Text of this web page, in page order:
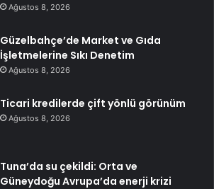
Ağustos 8, 2026
Güzelbahçe’de Market ve Gıda
İşletmelerine Sıkı Denetim
Ağustos 8, 2026
Ticari kredilerde çift yönlü görünüm
Ağustos 8, 2026
Tuna’da su çekildi: Orta ve
Güneydoğu Avrupa’da enerji krizi